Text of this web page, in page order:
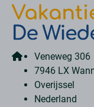
Veneweg 306
7946 LX
Overijssel
Nederland